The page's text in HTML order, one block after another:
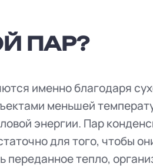
ПАР?
именно благодаря
меньшей
энергии. Пар
для того, чтобы
тепло,